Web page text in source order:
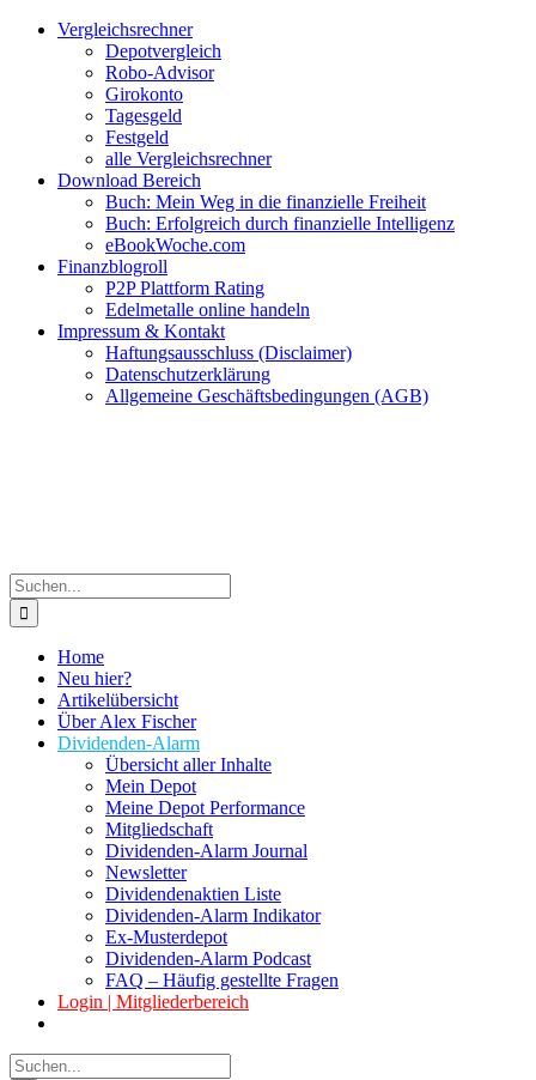
Zum
Facebook
Twitter
Instagram
Pinterest
YouTubeVergleichsrechner
Depotvergleich
Robo-Advisor
Girokonto
Tagesgeld
Festgeld
alle Vergleichsrechner
Download Bereich
Buch: Mein Weg in die finanzielle Freiheit
Buch: Erfolgreich durch finanzielle Intelligenz
eBookWoche.com
Finanzblogroll
P2P Plattform Rating
Edelmetalle online handeln
Impressum & Kontakt
Haftungsausschluss (Disclaimer)
Datenschutzerklärung
Allgemeine Geschäftsbedingungen (AGB)
Suche
nach:
Home
Neu hier?
Artikelübersicht
Über Alex Fischer
Dividenden-Alarm
Übersicht aller Inhalte
Mein Depot
Meine Depot Performance
Mitgliedschaft
Dividenden-Alarm Journal
Newsletter
Dividendenaktien Liste
Dividenden-Alarm Indikator
Ex-Musterdepot
Dividenden-Alarm Podcast
FAQ – Häufig gestellte Fragen
Login | Mitgliederbereich
Suche